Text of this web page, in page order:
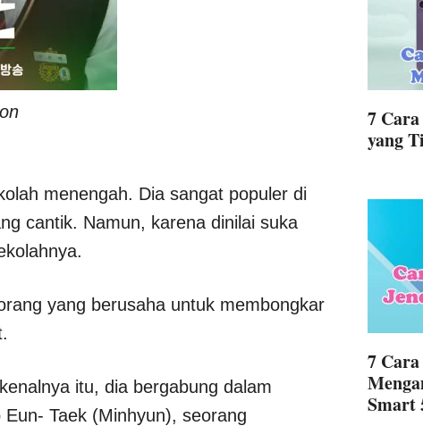
menengah. Dia sangat populer di
cantik. Namun, karena dinilai suka
yang berusaha untuk membongkar
itu, dia bergabung dalam
Taek (Minhyun), seorang
7
yang
7
Smart